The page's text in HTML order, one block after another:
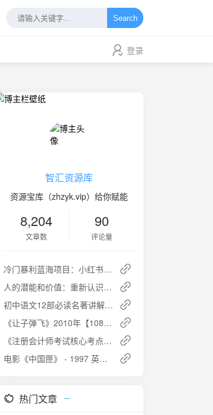
Search
登录
智汇资源库
资源宝库（zhzyk.vip）给你赋能
8,204
文章数
90
评论量
冷门暴利蓝海项目：小红书卖小吃配方，一部手机轻松月入过万
人的潜能和价值：重新认识自我，实现人生巅峰 [励志成功] [PDF+全格式]
初中语文12部必读名著讲解课：深入理解文学经典
《让子弹飞》2010年【1080P】国语中字 2.7GB 网盘下载
《注册会计师考试核心考点速学速记》夸克网盘高速下载+免费资源
电影《中国匣》 - 1997 英语中字 1080P蓝光免费下载
热门文章